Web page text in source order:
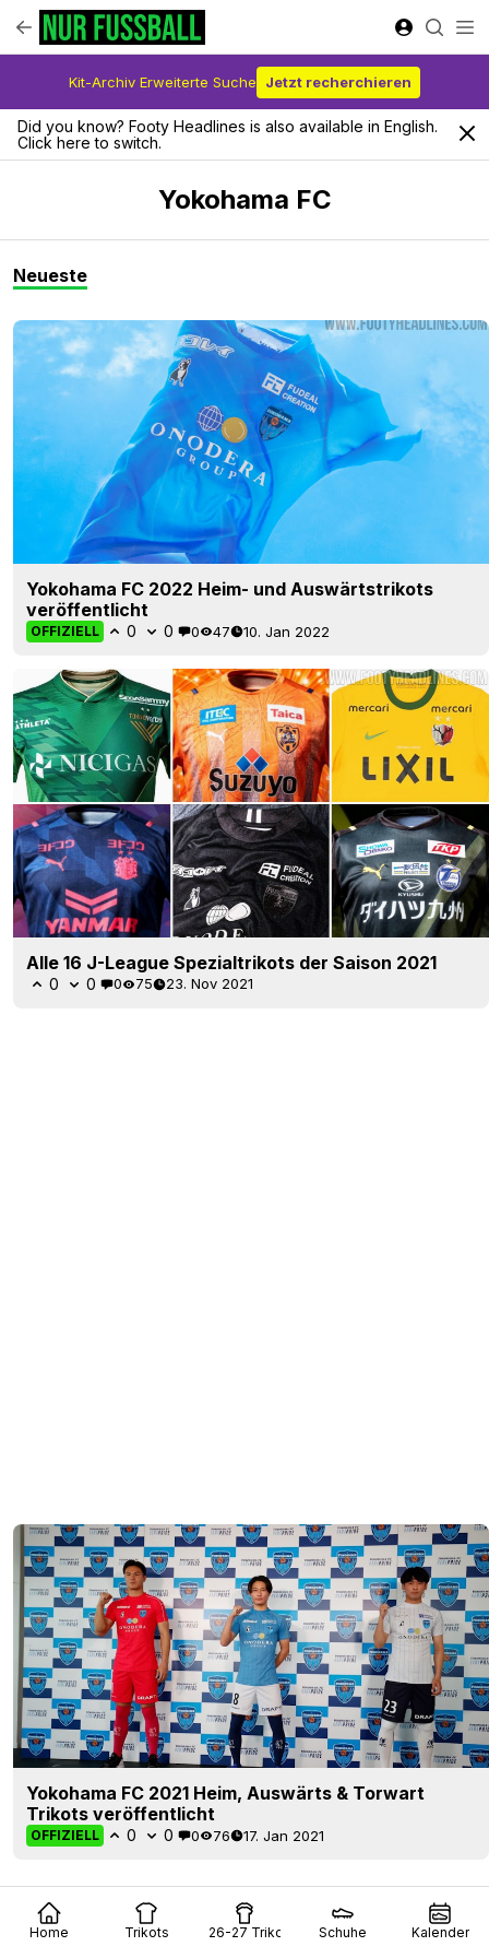
Kit-Archiv Erweiterte Suche Jetzt recherchieren
Home Trikots 26-27 Trikots Schuhe Kalender
Did you know? Footy Headlines is also available in English.
Click here to switch.
Yokohama FC
Neueste
Yokohama FC 2022 Heim- und Auswärtstrikots
veröffentlicht
OFFIZIELL 0 0 0 47 10. Jan 2022
Alle 16 J-League Spezialtrikots der Saison 2021
0 0 0 75 23. Nov 2021
Yokohama FC 2021 Heim, Auswärts & Torwart
Trikots veröffentlicht
OFFIZIELL 0 0 0 76 17. Jan 2021